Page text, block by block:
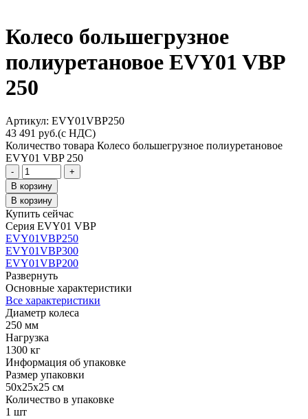
Колесо большегрузное
полиуретановое EVY01 VBP
250
Aртикул: EVY01VBP250
43 491 руб.(с НДС)
Количество товара Колесо большегрузное полиуретановое
EVY01 VBP 250
-
+
В корзину
В корзину
Купить сейчас
Серия EVY01 VBP
EVY01VBP250
EVY01VBP300
EVY01VBP200
Развернуть
Основные характеристики
Все характеристики
Диаметр колеса
250 мм
Нагрузка
1300 кг
Информация об упаковке
Размер упаковки
50x25x25 см
Количество в упаковке
1 шт